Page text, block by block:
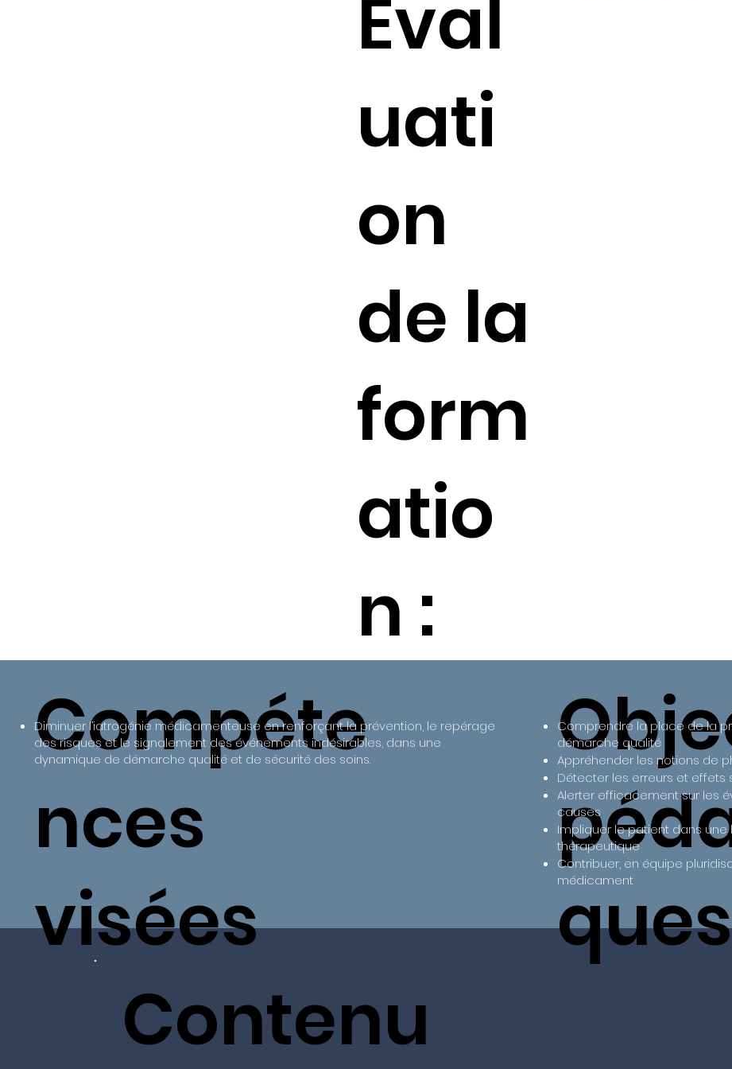
Contenu
Éval
uati
on
de la
form
atio
n :
Compéte
nces
visées
Diminuer l’iatrogénie médicamenteuse en renforçant la prévention, le repérage
des risques et le signalement des événements indésirables, dans une
dynamique de démarche qualité et de sécurité des soins.
ques
Comprendre la place de la
démarche qualité
Appréhender les notions de
Détecter les erreurs et effets
Alerter efficacement sur les
causes
Impliquer le patient dans
thérapeutique
Contribuer, en équipe
médicament